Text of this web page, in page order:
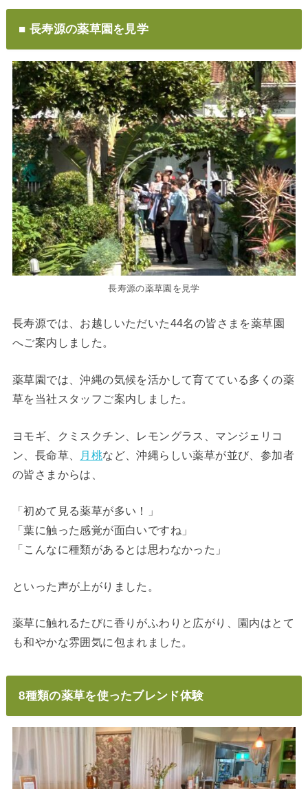
■ 長寿源の薬草園を見学
長寿源の薬草園を見学
長寿源では、お越しいただいた44名の皆さまを薬草園
へご案内しました。
薬草園では、沖縄の気候を活かして育てている多くの薬
草を当社スタッフご案内しました。
ヨモギ、クミスクチン、レモングラス、マンジェリコ
ン、長命草、
月桃など、沖縄らしい薬草が並び、参加者
の皆さまからは、
「初めて見る薬草が多い！」
「葉に触った感覚が面白いですね」
「こんなに種類があるとは思わなかった」
といった声が上がりました。
薬草に触れるたびに香りがふわりと広がり、園内はとて
も和やかな雰囲気に包まれました。
8種類の薬草を使ったブレンド体験